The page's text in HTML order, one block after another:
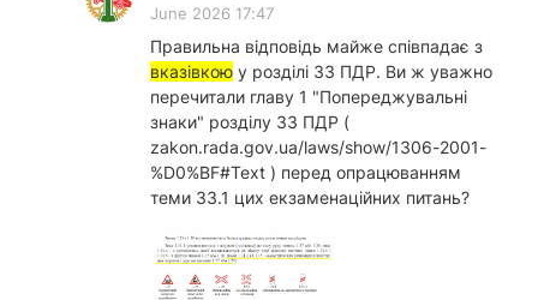
June 2026 17:47
Правильна відповідь майже співпадає з
вказівкою у розділі 33 ПДР. Ви ж уважно
перечитали главу 1 "Попереджувальні
знаки" розділу 33 ПДР (
zakon.rada.gov.ua/laws/show/1306-2001-
%D0%BF#Text ) перед опрацюванням
теми 33.1 цих екзаменаційних питань?